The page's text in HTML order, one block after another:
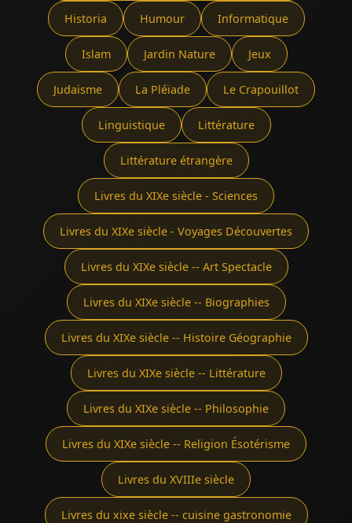
Historia Humour Informatique
Islam Jardin Nature Jeux
Judaïsme La Pléïade Le Crapouillot
Linguistique Littérature
Littérature étrangère
Livres du XIXe siècle - Sciences
Livres du XIXe siècle - Voyages Découvertes
Livres du XIXe siècle -- Art Spectacle
Livres du XIXe siècle -- Biographies
Livres du XIXe siècle -- Histoire Géographie
Livres du XIXe siècle -- Littérature
Livres du XIXe siècle -- Philosophie
Livres du XIXe siècle -- Religion Ésotérisme
Livres du XVIIIe siècle
Livres du xixe siècle -- cuisine gastronomie